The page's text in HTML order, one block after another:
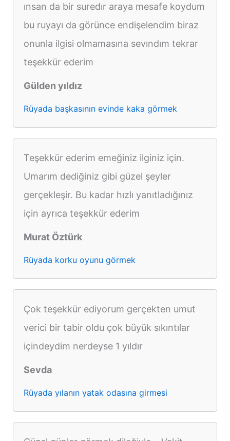
ınsan da bir suredır araya mesafe koydum
bu ruyayı da görünce endişelendim biraz
onunla ilgisi olmamasına sevındım tekrar
teşekkür ederim
Gülden yıldız
Rüyada başkasının evinde kaka görmek
Teşekkür ederim emeğiniz ilginiz için.
Umarım dediğiniz gibi güzel şeyler
gerçekleşir. Bu kadar hızlı yanıtladığınız
için ayrıca teşekkür ederim
Murat Öztürk
Rüyada korku oyunu görmek
Çok teşekkür ediyorum gerçekten umut
verici bir tabir oldu çok büyük sıkıntılar
içindeydim nerdeyse 1 yıldır
Sevda
Rüyada yılanın yatak odasına girmesi